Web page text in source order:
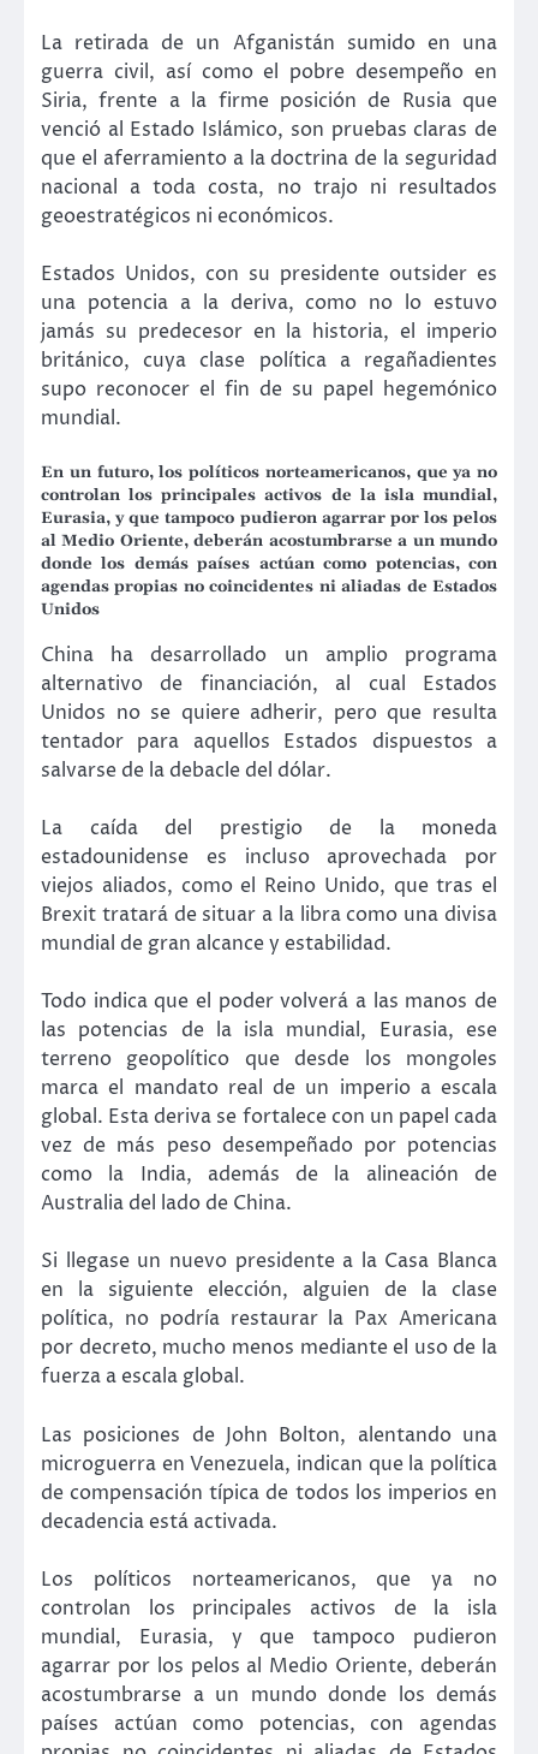
La retirada de un Afganistán sumido en una
guerra civil, así como el pobre desempeño en
Siria, frente a la firme posición de Rusia que
venció al Estado Islámico, son pruebas claras de
que el aferramiento a la doctrina de la seguridad
nacional a toda costa, no trajo ni resultados
geoestratégicos ni económicos.
Estados Unidos, con su presidente outsider es
una potencia a la deriva, como no lo estuvo
jamás su predecesor en la historia, el imperio
británico, cuya clase política a regañadientes
supo reconocer el fin de su papel hegemónico
mundial.
En un futuro, los políticos norteamericanos, que ya no
controlan los principales activos de la isla mundial,
Eurasia, y que tampoco pudieron agarrar por los pelos
al Medio Oriente, deberán acostumbrarse a un mundo
donde los demás países actúan como potencias, con
agendas propias no coincidentes ni aliadas de Estados
Unidos
China ha desarrollado un amplio programa
alternativo de financiación, al cual Estados
Unidos no se quiere adherir, pero que resulta
tentador para aquellos Estados dispuestos a
salvarse de la debacle del dólar.
La caída del prestigio de la moneda
estadounidense es incluso aprovechada por
viejos aliados, como el Reino Unido, que tras el
Brexit tratará de situar a la libra como una divisa
mundial de gran alcance y estabilidad.
Todo indica que el poder volverá a las manos de
las potencias de la isla mundial, Eurasia, ese
terreno geopolítico que desde los mongoles
marca el mandato real de un imperio a escala
global. Esta deriva se fortalece con un papel cada
vez de más peso desempeñado por potencias
como la India, además de la alineación de
Australia del lado de China.
Si llegase un nuevo presidente a la Casa Blanca
en la siguiente elección, alguien de la clase
política, no podría restaurar la Pax Americana
por decreto, mucho menos mediante el uso de la
fuerza a escala global.
Las posiciones de John Bolton, alentando una
microguerra en Venezuela, indican que la política
de compensación típica de todos los imperios en
decadencia está activada.
Los políticos norteamericanos, que ya no
controlan los principales activos de la isla
mundial, Eurasia, y que tampoco pudieron
agarrar por los pelos al Medio Oriente, deberán
acostumbrarse a un mundo donde los demás
países actúan como potencias, con agendas